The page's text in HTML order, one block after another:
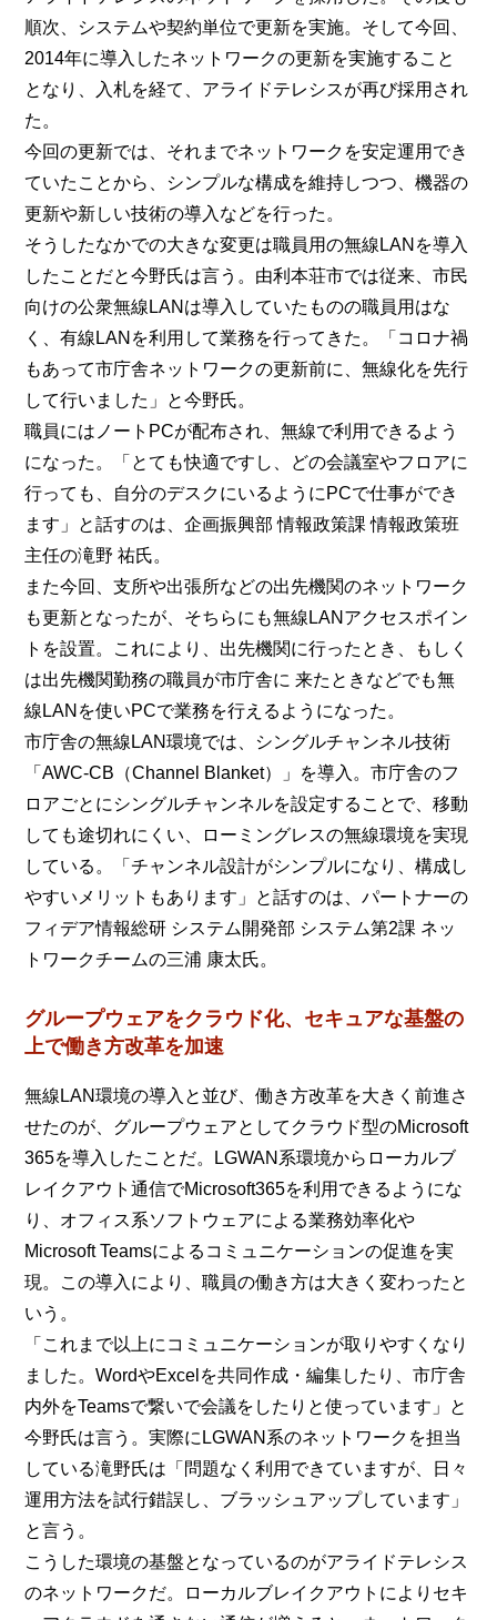
順次、システムや契約単位で更新を実施。そして今回、
2014年に導入したネットワークの更新を実施すること
となり、入札を経て、アライドテレシスが再び採用され
た。
今回の更新では、それまでネットワークを安定運用でき
ていたことから、シンプルな構成を維持しつつ、機器の
更新や新しい技術の導入などを行った。
そうしたなかでの大きな変更は職員用の無線LANを導入
したことだと今野氏は言う。由利本荘市では従来、市民
向けの公衆無線LANは導入していたものの職員用はな
く、有線LANを利用して業務を行ってきた。「コロナ禍
もあって市庁舎ネットワークの更新前に、無線化を先行
して行いました」と今野氏。
職員にはノートPCが配布され、無線で利用できるよう
になった。「とても快適ですし、どの会議室やフロアに
行っても、自分のデスクにいるようにPCで仕事ができ
ます」と話すのは、企画振興部 情報政策課 情報政策班
主任の滝野 祐氏。
また今回、支所や出張所などの出先機関のネットワーク
も更新となったが、そちらにも無線LANアクセスポイン
トを設置。これにより、出先機関に行ったとき、もしく
は出先機関勤務の職員が市庁舎に 来たときなどでも無
線LANを使いPCで業務を行えるようになった。
市庁舎の無線LAN環境では、シングルチャンネル技術
「AWC-CB（Channel Blanket）」を導入。市庁舎のフ
ロアごとにシングルチャンネルを設定することで、移動
しても途切れにくい、ローミングレスの無線環境を実現
している。「チャンネル設計がシンプルになり、構成し
やすいメリットもあります」と話すのは、パートナーの
フィデア情報総研 システム開発部 システム第2課 ネッ
トワークチームの三浦 康太氏。
グループウェアをクラウド化、セキュアな基盤の
上で働き方改革を加速
無線LAN環境の導入と並び、働き方改革を大きく前進さ
せたのが、グループウェアとしてクラウド型のMicrosoft
365を導入したことだ。LGWAN系環境からローカルブ
レイクアウト通信でMicrosoft365を利用できるようにな
り、オフィス系ソフトウェアによる業務効率化や
Microsoft Teamsによるコミュニケーションの促進を実
現。この導入により、職員の働き方は大きく変わったと
いう。
「これまで以上にコミュニケーションが取りやすくなり
ました。WordやExcelを共同作成・編集したり、市庁舎
内外をTeamsで繋いで会議をしたりと使っています」と
今野氏は言う。実際にLGWAN系のネットワークを担当
している滝野氏は「問題なく利用できていますが、日々
運用方法を試行錯誤し、ブラッシュアップしています」
と言う。
こうした環境の基盤となっているのがアライドテレシス
のネットワークだ。ローカルブレイクアウトによりセキ